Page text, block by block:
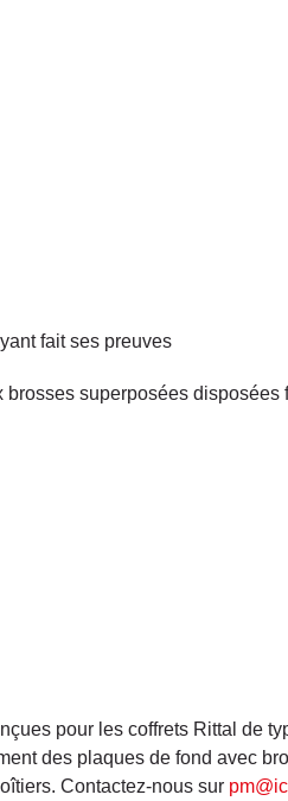
fait ses preuves
brosses superposées disposées
pour les coffrets Rittal de
des plaques de fond avec
Contactez-nous sur